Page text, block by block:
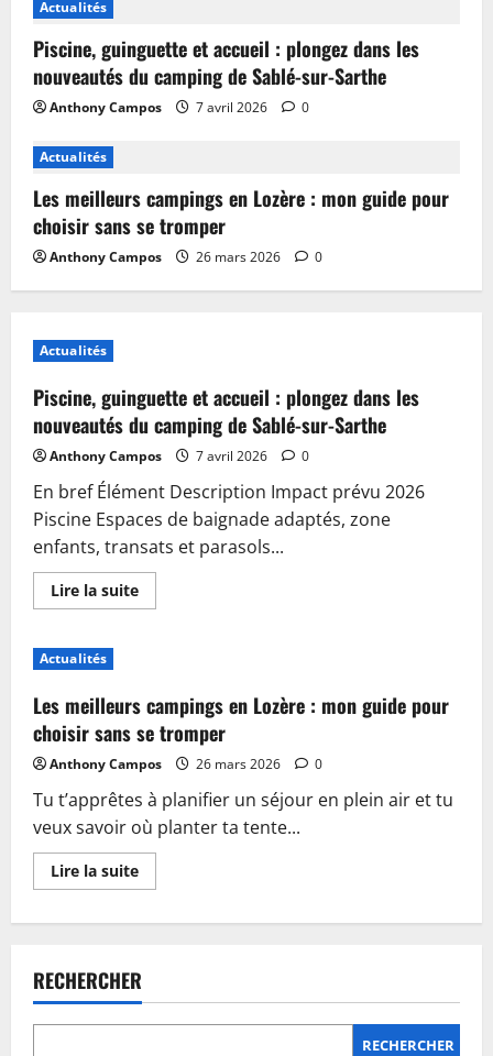
Actualités
Piscine, guinguette et accueil : plongez dans les
nouveautés du camping de Sablé-sur-Sarthe
Anthony Campos 7 avril 2026 0
Actualités
Les meilleurs campings en Lozère : mon guide pour
choisir sans se tromper
Anthony Campos 26 mars 2026 0
Actualités
Piscine, guinguette et accueil : plongez dans les
nouveautés du camping de Sablé-sur-Sarthe
Anthony Campos 7 avril 2026 0
En bref Élément Description Impact prévu 2026
Piscine Espaces de baignade adaptés, zone
enfants, transats et parasols...
Lire la suiteEn
savoir
accueil
:
plongez
dans
les
nouveautés
du
camping
de
Sablé-
sur-
Sarthe
Actualités
Les meilleurs campings en Lozère : mon guide pour
choisir sans se tromper
Anthony Campos 26 mars 2026 0
Tu t’apprêtes à planifier un séjour en plein air et tu
veux savoir où planter ta tente...
Lire la suiteEn
savoir
en
Lozère
:
mon
RECHERCHER
RECHERCHER